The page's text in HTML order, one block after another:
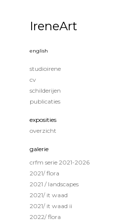
IreneArt
english
studioirene
cv
schilderijen
publicaties
exposities
overzicht
galerie
crfm serie 2021-2026
2021/ flora
2021 / landscapes
2021/ it waad
2021/ it waad ii
2022/ flora